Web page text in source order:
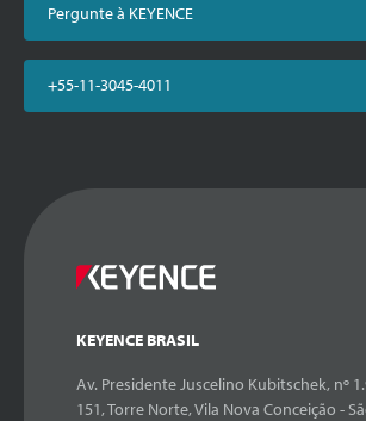
Pergunte à KEYENCE
+55-11-3045-4011
KEYENCE BRASIL
Av. Presidente Juscelino Kubitschek, nº
151, Torre Norte, Vila Nova Conceição -